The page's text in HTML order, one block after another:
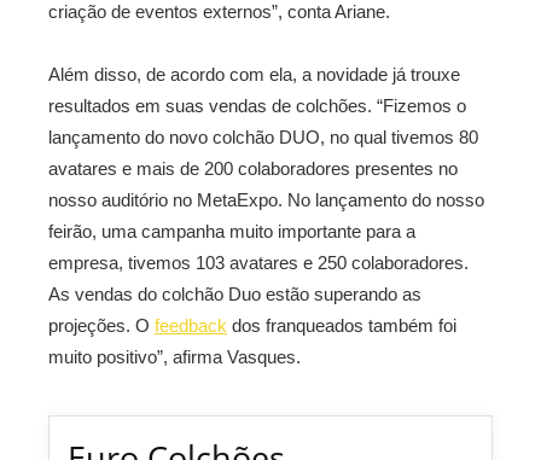
criação de eventos externos”, conta Ariane.
Além disso, de acordo com ela, a novidade já trouxe
resultados em suas vendas de colchões. “Fizemos o
lançamento do novo colchão DUO, no qual tivemos 80
avatares e mais de 200 colaboradores presentes no
nosso auditório no MetaExpo. No lançamento do nosso
feirão, uma campanha muito importante para a
empresa, tivemos 103 avatares e 250 colaboradores.
As vendas do colchão Duo estão superando as
projeções. O feedback dos franqueados também foi
muito positivo”, afirma Vasques.